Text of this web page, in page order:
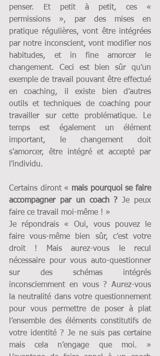
penser. Et petit à petit, ces «
permissions », par des mises en
pratique régulières, vont être intégrées
par notre inconscient, vont modifier nos
habitudes, et in fine amorcer le
changement. Ceci est bien sûr qu’un
exemple de travail pouvant être effectué
en coaching, il existe bien d’autres
outils et techniques de coaching pour
travailler sur cette problématique. Le
temps est également un élément
important, le changement doit
s'amorcer, être intégré et accepté par
l'individu.
Certains diront « mais pourquoi se faire
accompagner par un coach ? Je peux
faire ce travail moi-même ! »
Je répondrais « Oui, vous pouvez le
faire vous-même bien sûr, c’est votre
droit ! Mais aurez-vous le recul
nécessaire pour vous auto-questionner
sur des schémas intégrés
inconsciemment en vous ? Aurez-vous
la neutralité dans votre questionnement
pour vous permettre de poser à plat
l’ensemble des éléments constitutifs de
votre identité ? Je ne suis pas certaine
mais cela n’engage que moi. »